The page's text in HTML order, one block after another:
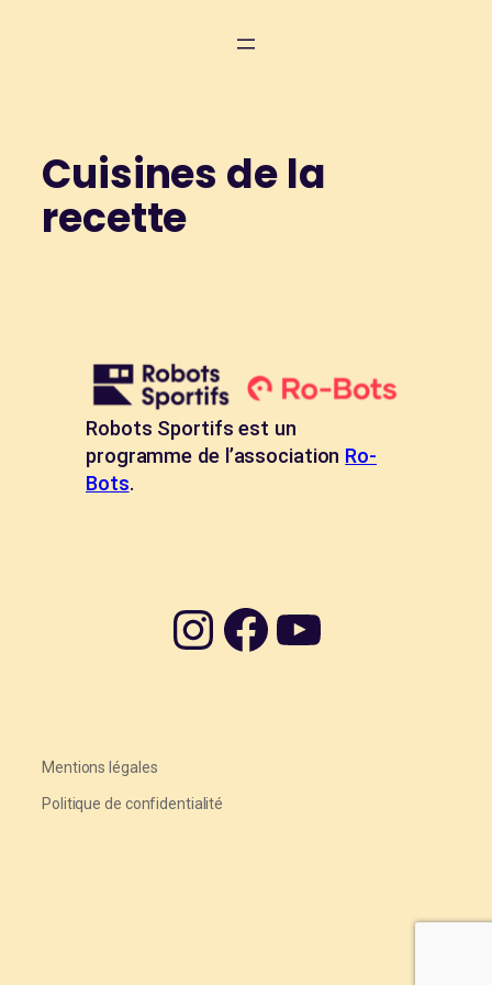
Cuisines de la
recette
Robots Sportifs est un
programme de l’association Ro-
Bots.
InstagramFacebook YouTube
Mentions légales
Politique de confidentialité